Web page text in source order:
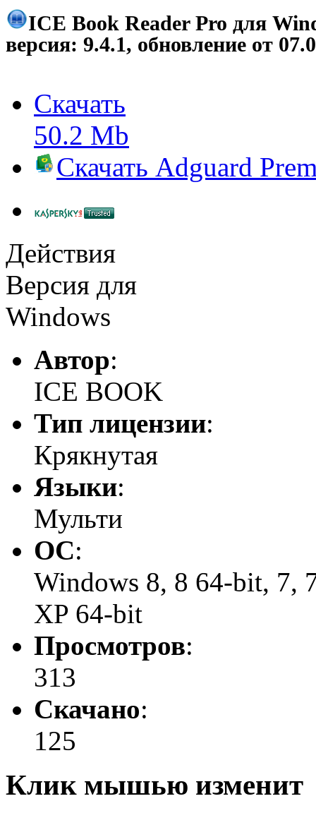
ICE Book Reader Pro для
версия: 9.4.1, обновление от
Скачать
50.2 Mb
Скачать Adguard
Действия
Версия для
Windows
Автор:
ICE BOOK
Тип лицензии:
Крякнутая
Языки:
Мульти
ОС:
Windows 8, 8 64-bit, 7,
XP 64-bit
Просмотров:
313
Скачано:
125
Клик мышью изменит